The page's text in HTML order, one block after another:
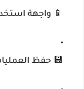
📱 واجهة
💾 حفظ